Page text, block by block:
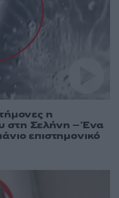
η
στη Σελήνη – Ένα
επιστημονικό